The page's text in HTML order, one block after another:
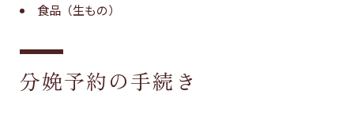
食品（生もの）
分娩予約の手続き